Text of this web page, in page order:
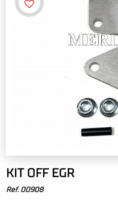
KIT OFF EGR
Ref. 00908